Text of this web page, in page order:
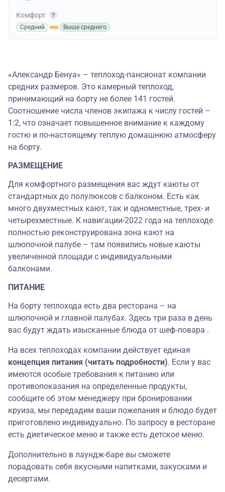
Комфорт
Средний Выше среднего
«Александр Бенуа» – теплоход-пансионат компании
средних размеров. Это камерный теплоход,
принимающий на борту не более 141 гостей.
Соотношение числа членов экипажа к числу гостей –
1:2, что означает повышенное внимание к каждому
гостю и по-настоящему теплую домашнюю атмосферу
на борту.
РАЗМЕЩЕНИЕ
Для комфортного размещения вас ждут каюты от
стандартных до полулюксов с балконом. Есть как
много двухместных кают, так и одноместные, трех- и
четырехместные. К навигации-2022 года на теплоходе
полностью реконструирована зона кают на
шлюпочной палубе – там появились новые каюты
увеличенной площади с индивидуальными
балконами.
ПИТАНИЕ
На борту теплохода есть два ресторана – на
шлюпочной и главной палубах. Здесь три раза в день
вас будут ждать изысканные блюда от шеф-повара .
На всех теплоходах компании действует единая
концепция питания (читать подробности). Если у вас
имеются особые требования к питанию или
противопоказания на определенные продукты,
сообщите об этом менеджеру при бронировании
круиза, мы передадим ваши пожелания и блюдо будет
приготовлено индивидуально. По запросу в ресторане
есть диетическое меню и также есть детское меню.
Дополнительно в лаундж-баре вы сможете
порадовать себя вкусными напитками, закусками и
десертами.